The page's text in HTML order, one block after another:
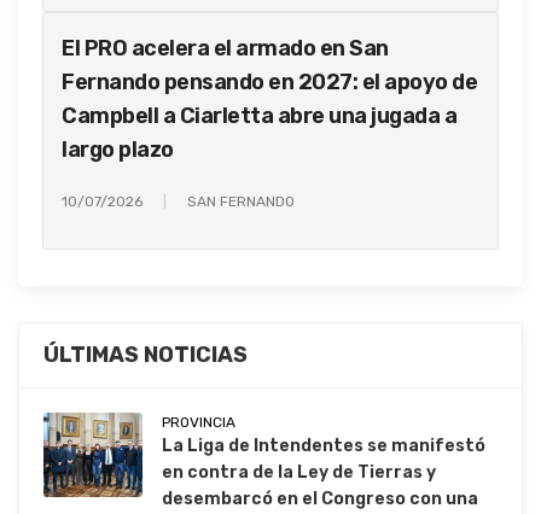
El PRO acelera el armado en San
Fernando pensando en 2027: el apoyo de
Campbell a Ciarletta abre una jugada a
largo plazo
10/07/2026 SAN FERNANDO
ÚLTIMAS NOTICIAS
PROVINCIA
La Liga de Intendentes se manifestó
en contra de la Ley de Tierras y
desembarcó en el Congreso con una